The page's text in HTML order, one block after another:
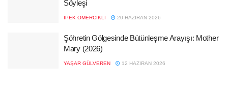
Söyleşi
İPEK ÖMERCIKLI 20 HAZIRAN 2026
Şöhretin Gölgesinde Bütünleşme Arayışı: Mother
Mary (2026)
YAŞAR GÜLVEREN 12 HAZIRAN 2026